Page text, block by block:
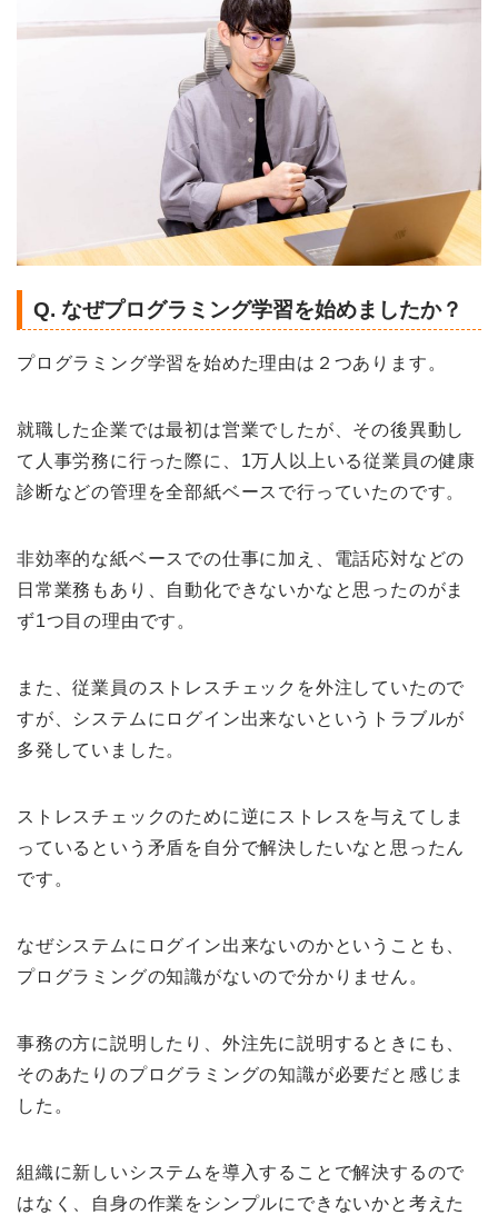
Q. なぜプログラミング学習を始めましたか？
プログラミング学習を始めた理由は２つあります。
就職した企業では最初は営業でしたが、その後異動し
て人事労務に行った際に、1万人以上いる従業員の健康
診断などの管理を全部紙ベースで行っていたのです。
非効率的な紙ベースでの仕事に加え、電話応対などの
日常業務もあり、自動化できないかなと思ったのがま
ず1つ目の理由です。
また、従業員のストレスチェックを外注していたので
すが、システムにログイン出来ないというトラブルが
多発していました。
ストレスチェックのために逆にストレスを与えてしま
っているという矛盾を自分で解決したいなと思ったん
です。
なぜシステムにログイン出来ないのかということも、
プログラミングの知識がないので分かりません。
事務の方に説明したり、外注先に説明するときにも、
そのあたりのプログラミングの知識が必要だと感じま
した。
組織に新しいシステムを導入することで解決するので
はなく、自身の作業をシンプルにできないかと考えた